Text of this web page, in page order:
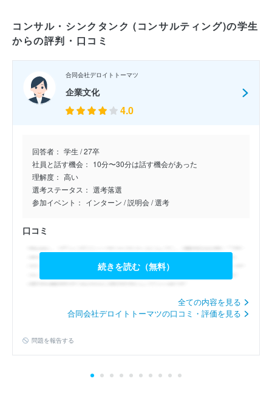
4.0
公開日：2026年7月14日
27卒/内定/アクセンチュア…
公開日：2026年7月14日
公開日：2026年7月13日
27卒/内定/アクセンチュア…
4.0
5.0
公開日：2026年7月13日
4.0
コンサル・シンクタンク (コンサルティング)の学生
からの評判・口コミ
合同会社デロイトトーマツ
企業文化
4.0
回答者： 学生 / 27卒
社員と話す機会： 10分〜30分は話す機会があった
理解度： 高い
選考ステータス： 選考落選
参加イベント： インターン / 説明会/ 選考
口コミ
続きを読む（無料）
全ての内容を見る
合同会社デロイトトーマツの口コミ・評価を見る
問題を報告する